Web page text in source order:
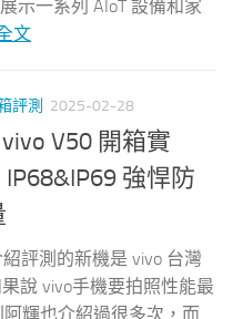
示一系列 AIoT 設備和家
文
評測 2025-02-28
V50 開箱實
強悍防
評測的新機是 vivo 台灣
說 vivo手機要拍照性能最
輝也介紹過很多次，而